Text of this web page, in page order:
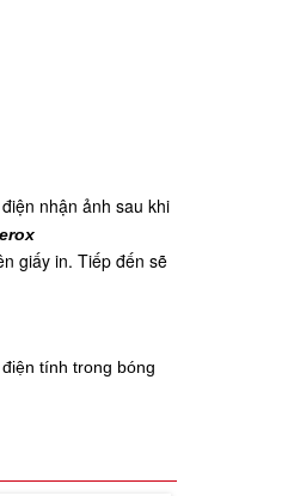
nhận ảnh sau khi
giấy in. Tiếp đến sẽ
tính trong bóng